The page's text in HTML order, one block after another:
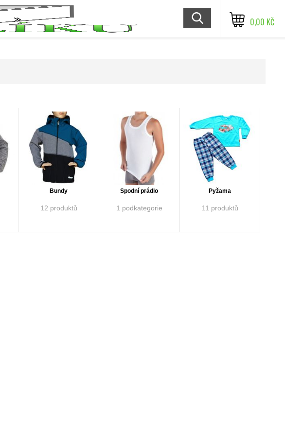
≫ 0,00 KČ
Bundy
12 produktů
Spodní prádlo
1 podkategorie
Pyžama
11 produktů